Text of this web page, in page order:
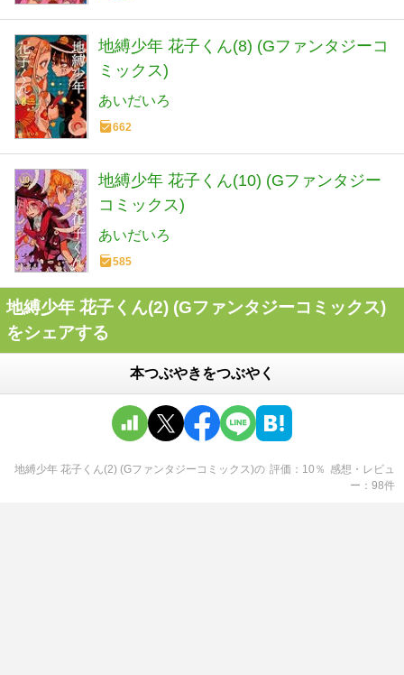
地縛少年 花子くん(8) (Gファンタジーコ
ミックス)
あいだいろ
662
地縛少年 花子くん(10) (Gファンタジー
コミックス)
あいだいろ
585
地縛少年 花子くん(2) (Gファンタジーコミックス)
をシェアする
本つぶやきをつぶやく
地縛少年 花子くん(2) (Gファンタジーコミックス)の 評価 10 ％ 感想・レビュ
ー
98件